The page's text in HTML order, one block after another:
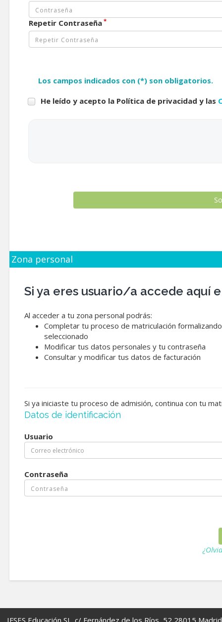
Repetir Contraseña *
Los campos indicados con (*) son obligatorios.
He leído y acepto la Política de privacidad y las
Zona personal
Si ya eres usuario/a accede aquí
Al acceder a tu zona personal podrás:
Completar tu proceso de matriculación
seleccionado
Modificar tus datos personales y tu contraseña
Consultar y modificar tus datos de facturación
Si ya iniciaste tu proceso de admisión, continua con tu
Datos de identificación
Usuario
Contraseña